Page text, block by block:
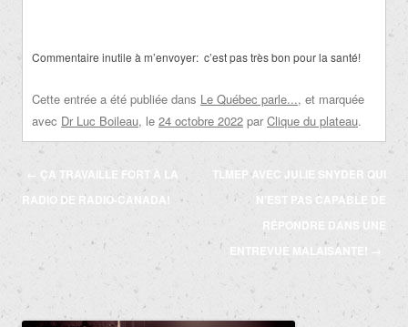
Commentaire inutile à m’envoyer: c’est pas très bon pour la santé!
Cette entrée a été publiée dans Le Québec parle..., et marquée
avec Dr Luc Boileau, le 24 octobre 2022 par Clique du plateau.
Navigation
des
← ÇA TRAVAILLE FORT À LA
RADIO DE RADIO-CANADA!
TLMEP AVEC JULIE SNYDER QUI
N’EST PAS CAPABLE DE
RÉPONDRE DANS UNE
ENTREVUE MALAISANTE!
→